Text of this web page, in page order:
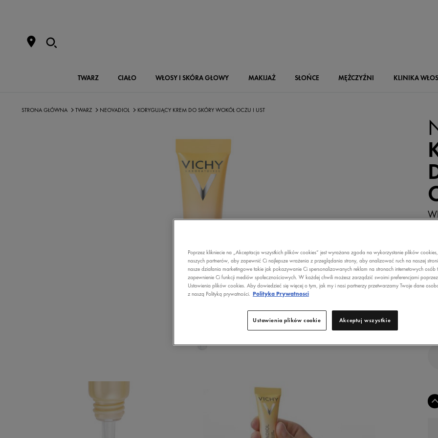
TWARZ CIAŁO WŁOSY I SKÓRA GŁOWY MAKIJAŻ SŁOŃCE MĘŻCZYŹNI KLINIKA
STRONA GŁÓWNA TWARZ NEOVADIOL KORYGUJĄCY KREM DO SKÓRY WOKÓŁ OCZU I UST
Poprzez klikniecie na „Akceptacja wszystkich plików cookies” jest wyrażana zgoda na wykorzystanie plików
naszych partnerów, aby zapewnić Ci najlepsze wrażenia z przeglądania strony, aby analizować ruch na naszej
nasze działania marketingowe takie jak pokazywanie Ci spersonalizowanych reklam na stronach internetowych osób
zapewnienie Ci funkcji mediów społecznościowych. W każdej chwili możesz zarządzić swoimi preferencjami
Ustawienia plików cookies. Aby dowiedzieć się więcej o tym, jak my i nasi partnerzy przetwarzamy Twoje dane
z naszą Polityką prywatności. Polityka Prywatnosci
Ustawienia plików cookie Akceptuj wszystkie